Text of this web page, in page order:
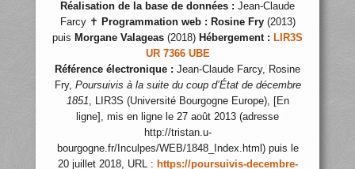
Réalisation de la base de données : Jean-Claude
Farcy ✝ Programmation web : Rosine Fry(2013)
puis Morgane Valageas (2018) Hébergement : LIR3S
UR 7366 UBE
Référence électronique : Jean-Claude Farcy, Rosine
Fry, Poursuivis à la suite du coup d’État de décembre
1851, LIR3S (Université Bourgogne Europe), [En
ligne], mis en ligne le 27 août 2013 (adresse
http://tristan.u-
bourgogne.fr/Inculpes/WEB/1848_Index.html) puis le
20 juillet 2018, URL : https://poursuivis-decembre-